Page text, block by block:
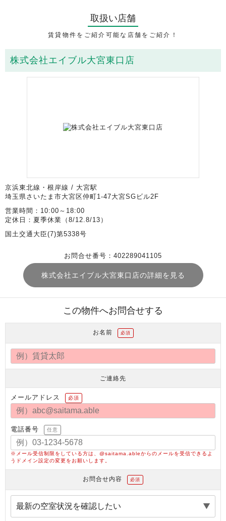
取扱い店舗
賃貸物件をご紹介可能な店舗をご紹介！
株式会社エイブル大宮東口店
京浜東北線・根岸線 / 大宮駅
埼玉県さいたま市大宮区仲町1-47大宮SGビル2F
営業時間：10:00～18:00
定休日：夏季休業（8/12.8/13）
国土交通大臣(7)第5338号
お問合せ番号：402289041105
株式会社エイブル大宮東口店の詳細を見る
この物件へお問合せする
お名前 必須
ご連絡先
メールアドレス 必須
電話番号 任意
※メール受信制限をしている方は、@saitama.ableからのメールを受信できるよ
うドメイン設定の変更をお願いします。
お問合せ内容 必須